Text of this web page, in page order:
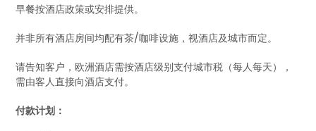
早餐按酒店政策或安排提供。
并非所有酒店房间均配有茶/咖啡设施，视酒店及城市而定。
请告知客户，欧洲酒店需按酒店级别支付城市税（每人每天），
需由客人直接向酒店支付。
付款计划：